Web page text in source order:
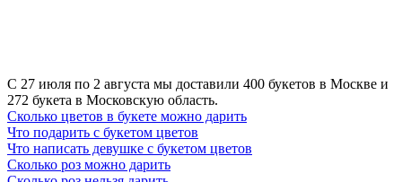
С 27 июля по 2 августа мы доставили 400 букетов в Москве и
272 букета в Московскую область.
Сколько цветов в букете можно дарить
Что подарить с букетом цветов
Что написать девушке с букетом цветов
Сколько роз можно дарить
невинности. Желтая считается символом дружбы, радости.
Розовая орхидея олицетворяет женственность, утонченность,
восхищение. Всевозможные орхидеи с зелеными вкраплениями
– это символ счастья, удачи, долголетия. Орхидеи с
фиолетовыми соцветиями - восхищение выказывание
достоинства, почтения, а цветы с красными вкраплениями -
символы страсти, мужества. Если вы хотите, чтобы ваши